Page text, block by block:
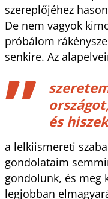
szereplőjéhez
De nem vagyok
próbálom
senkire. Az
és
a lelkiismereti
gondolataim
gondolunk, és meg
legjobban